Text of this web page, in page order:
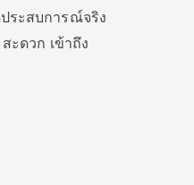
ระสบการณ์จริง
ะดวก เข้าถึง